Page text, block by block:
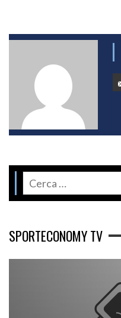
SPORTECONOMY TV